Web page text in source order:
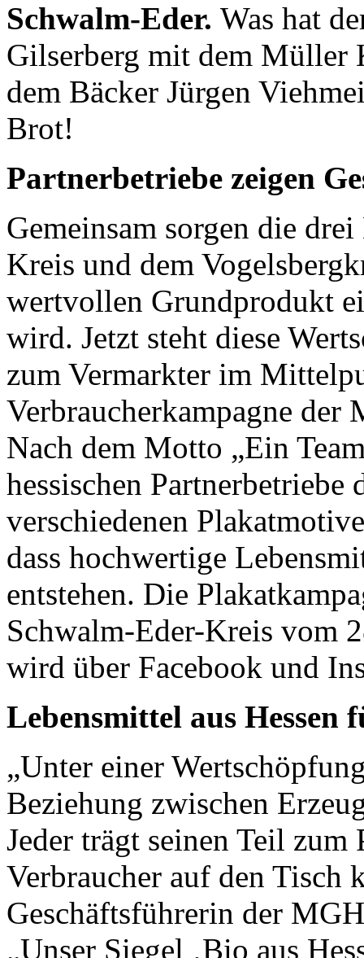
Schwalm-Eder. Was hat
Gilserberg mit dem Müller
dem Bäcker Jürgen
Brot!
Partnerbetriebe zeigen
Gemeinsam sorgen die
Kreis und dem
wertvollen Grundprodukt
wird. Jetzt steht diese
zum Vermarkter im
Verbraucherkampagne der
Nach dem Motto „Ein
hessischen
verschiedenen
dass hochwertige
entstehen. Die
Schwalm-Eder-Kreis vom
wird über Facebook und
Lebensmittel aus Hessen
„Unter einer
Beziehung zwischen
Jeder trägt seinen Teil
Verbraucher auf den Tisch
Geschäftsführerin der
„Unser Siegel ‚Bio aus